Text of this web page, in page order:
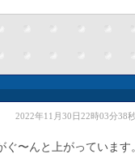
2022年11月30日22時03分38
〜んと上がっています